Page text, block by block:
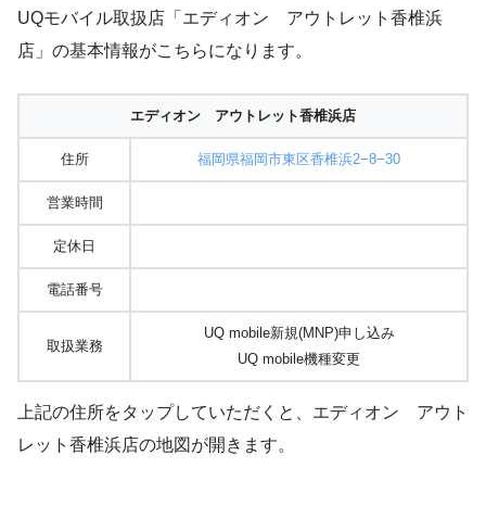
UQモバイル取扱店「エディオン アウトレット香椎浜
店」の基本情報がこちらになります。
エディオン アウトレット香椎浜店
住所 福岡県福岡市東区香椎浜2−8−30
営業時間
定休日
電話番号
取扱業務
UQ mobile新規(MNP)申し込み
UQ mobile機種変更
上記の住所をタップしていただくと、エディオン アウト
レット香椎浜店の地図が開きます。